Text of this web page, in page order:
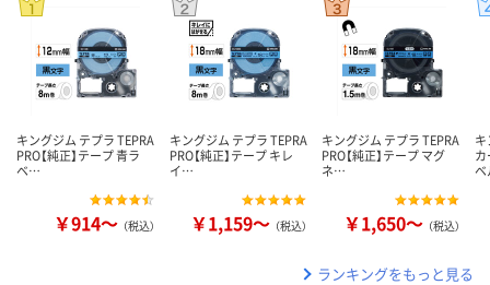
キングジム テプラ TEPRA
PRO【純正】テープ 青ラ
ベ…
￥914～ （税込）
キングジム テプラ TEPRA
PRO【純正】テープ キレ
イ…
￥1,159～ （税込）
キングジム テプラ TEPRA
PRO【純正】テープ マグ
ネ…
￥1,650～ （税込）
ランキングをもっと見る